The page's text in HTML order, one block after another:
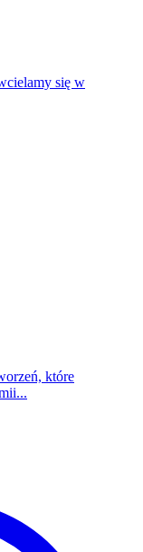
się w
które